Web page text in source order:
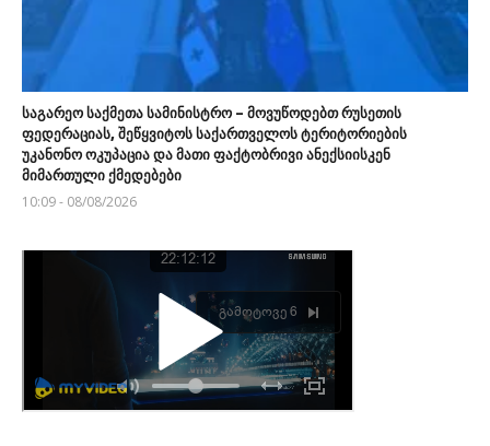
საგარეო საქმეთა სამინისტრო – მოვუწოდებთ რუსეთის
ფედერაციას, შეწყვიტოს საქართველოს ტერიტორიების
უკანონო ოკუპაცია და მათი ფაქტობრივი ანექსიისკენ
მიმართული ქმედებები
10:09 - 08/08/2026